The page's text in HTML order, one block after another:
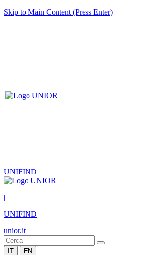
Skip to Main Content (Press Enter)
UNIFIND
|
UNIFIND
unior.it
IT EN